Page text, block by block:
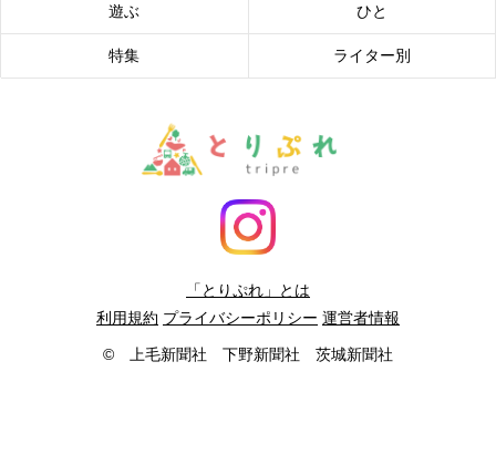
遊ぶ ひと
特集 ライター別
「とりぷれ」とは
利用規約 プライバシーポリシー 運営者情報
© 上毛新聞社 下野新聞社 茨城新聞社